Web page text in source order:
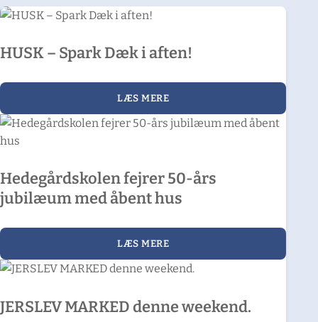
HUSK – Spark Dæk i aften!
LÆS MERE
Hedegårdskolen fejrer 50-års
jubilæum med åbent hus
LÆS MERE
JERSLEV MARKED denne weekend.